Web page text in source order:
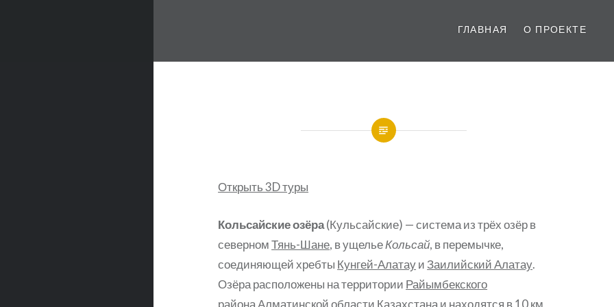
ГЛАВНАЯ О ПРОЕКТЕ
Открыть 3D туры
Кольсайские озёра(Кульсайские) — система из трёх озёр в
северномТянь-Шане, в ущельеКольсай, в перемычке,
соединяющей хребты Кунгей-АлатауиЗаилийский Алатау.
Озёра расположены на территории Райымбекского
районаАлматинской области Казахстанаи находятся в 10 км